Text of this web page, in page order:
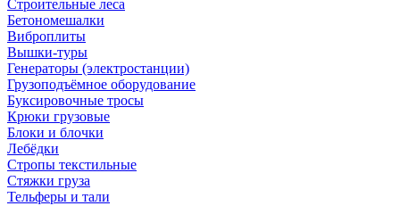
Строительные леса
Бетономешалки
Виброплиты
Вышки-туры
Генераторы (электростанции)
Грузоподъёмное оборудование
Буксировочные тросы
Крюки грузовые
Блоки и блочки
Лебёдки
Стропы текстильные
Стяжки груза
Тельферы и тали